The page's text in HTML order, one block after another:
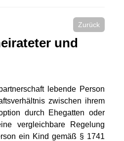
Zurück
und
lebende Person
zwischen ihrem
durch Ehegatten oder
vergleichbare Regelung
ein Kind gemäß § 1741